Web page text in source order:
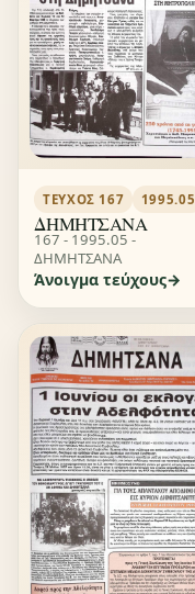
ΤΕΎΧΟΣ 167 1995.05
ΔΗΜΗΤΣΑΝΑ
167 - 1995.05 -
ΔΗΜΗΤΣΑΝΑ
Άνοιγμα τεύχους